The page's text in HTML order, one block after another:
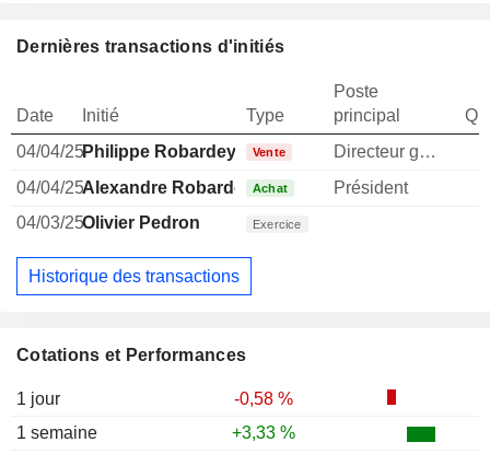
Cotations et Performances
1 jour
-0,58 %
1 semaine
+3,33 %
Dernières transactions d'initiés
Date Initié Type
Poste
principal
04/04/25Philippe Robardey Vente Directeur general
04/04/25Alexandre RobardeyAchat Président
04/03/25Olivier Pedron Exercice
Historique des transactions